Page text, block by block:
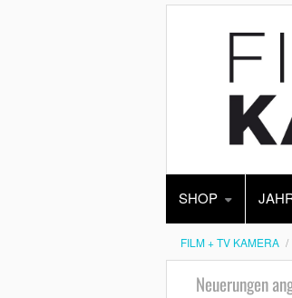
SHOP
FILM + TV KAMERA
Neuerungen